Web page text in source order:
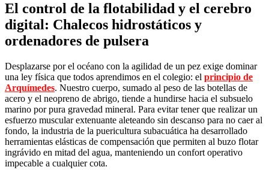
El control de la flotabilidad y el cerebro
digital: Chalecos hidrostáticos y
ordenadores de pulsera
Desplazarse por el océano con la agilidad de un pez exige dominar
una ley física que todos aprendimos en el colegio: el principio de
Arquímedes. Nuestro cuerpo, sumado al peso de las botellas de
acero y el neopreno de abrigo, tiende a hundirse hacia el subsuelo
marino por pura gravedad mineral. Para evitar tener que realizar un
esfuerzo muscular extenuante aleteando sin descanso para no caer al
fondo, la industria de la puericultura subacuática ha desarrollado
herramientas elásticas de compensación que permiten al buzo flotar
ingrávido en mitad del agua, manteniendo un confort operativo
impecable a cualquier cota.